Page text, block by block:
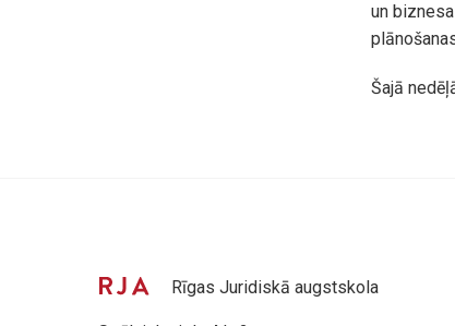
un
Šajā
Rīgas Juridiskā augstskola